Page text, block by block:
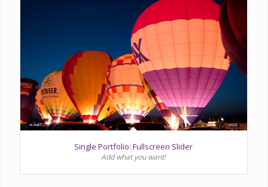
Single Portfolio: Fullscreen Slider
Add what you want!